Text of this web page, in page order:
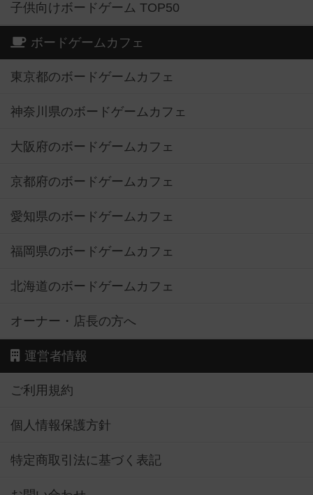
子供向けボードゲーム TOP50
ボードゲームカフェ
東京都のボードゲームカフェ
神奈川県のボードゲームカフェ
大阪府のボードゲームカフェ
京都府のボードゲームカフェ
愛知県のボードゲームカフェ
福岡県のボードゲームカフェ
北海道のボードゲームカフェ
オーナー・店長の方へ
運営者情報
ご利用規約
個人情報保護方針
特定商取引法に基づく表記